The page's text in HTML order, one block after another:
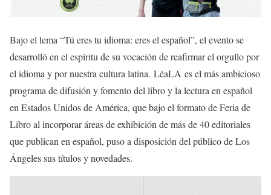
Bajo el lema “Tú eres tu idioma: eres el español”, el evento se
desarrolló en el espíritu de su vocación de reafirmar el orgullo por
el idioma y por nuestra cultura latina. LéaLA es el más ambicioso
programa de difusión y fomento del libro y la lectura en español
en Estados Unidos de América, que bajo el formato de Feria de
Libro al incorporar áreas de exhibición de más de 40 editoriales
que publican en español, puso a disposición del público de Los
Ángeles sus títulos y novedades.